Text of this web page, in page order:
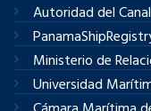
Autoridad del
Ministerio de
Universidad